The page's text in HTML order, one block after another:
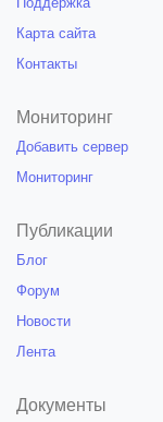
Карта сайта
Контакты
Мониторинг
Добавить сервер
Мониторинг
Публикации
Блог
Форум
Новости
Лента
Документы